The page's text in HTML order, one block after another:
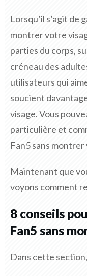
Lorsqu’il s’agit de
montrer votre
parties du corps,
créneau des
utilisateurs qui
soucient
visage. Vous
particulière et
Fan5 sans
Maintenant que
voyons comment
8 conseils
Fan5 sans
Dans cette